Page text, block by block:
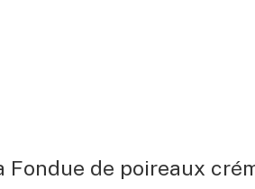
Fondue de poireaux